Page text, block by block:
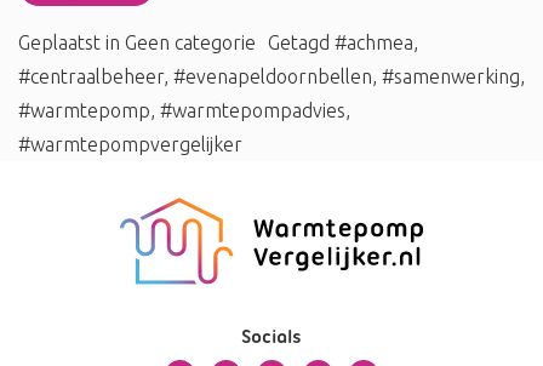
Geplaatst in Geen categorie Getagd #achmea,
#centraalbeheer, #evenapeldoornbellen, #samenwerking,
#warmtepomp, #warmtepompadvies,
#warmtepompvergelijker
Socials